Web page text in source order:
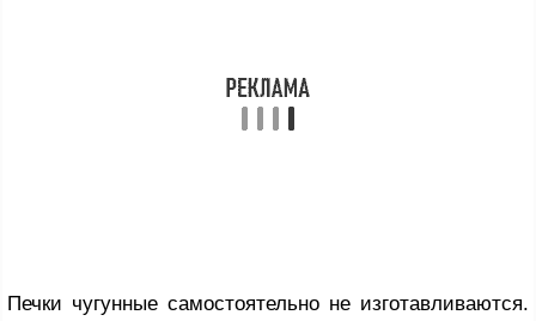
Печки чугунные самостоятельно не изготавливаются.